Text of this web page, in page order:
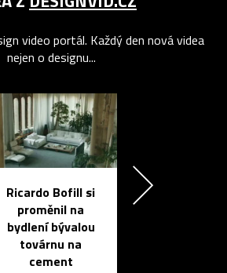
video portál. Každý den nová videa
nejen o designu...
Ricardo Bofill si
proměnil na
bydlení bývalou
továrnu na
cement